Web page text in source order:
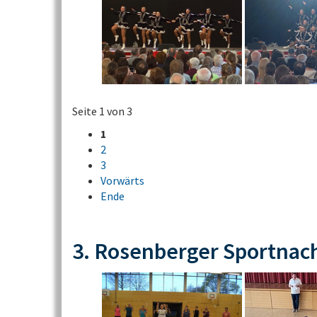
Seite 1 von 3
1
2
3
Vorwärts
Ende
3. Rosenberger